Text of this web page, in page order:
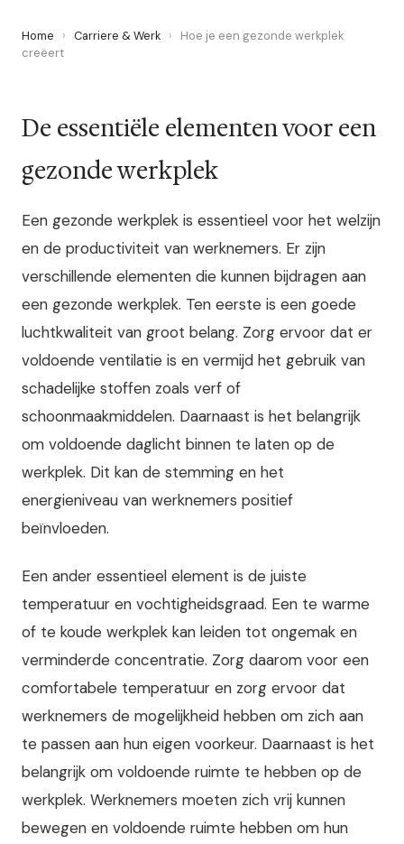
Home › Carriere & Werk ›
Hoe je een gezonde werkplek
creëert
De essentiële elementen voor een
gezonde werkplek
Een gezonde werkplek is essentieel voor het welzijn
en de productiviteit van werknemers. Er zijn
verschillende elementen die kunnen bijdragen aan
een gezonde werkplek. Ten eerste is een goede
luchtkwaliteit van groot belang. Zorg ervoor dat er
voldoende ventilatie is en vermijd het gebruik van
schadelijke stoffen zoals verf of
schoonmaakmiddelen. Daarnaast is het belangrijk
om voldoende daglicht binnen te laten op de
werkplek. Dit kan de stemming en het
energieniveau van werknemers positief
beïnvloeden.
Een ander essentieel element is de juiste
temperatuur en vochtigheidsgraad. Een te warme
of te koude werkplek kan leiden tot ongemak en
verminderde concentratie. Zorg daarom voor een
comfortabele temperatuur en zorg ervoor dat
werknemers de mogelijkheid hebben om zich aan
te passen aan hun eigen voorkeur. Daarnaast is het
belangrijk om voldoende ruimte te hebben op de
werkplek. Werknemers moeten zich vrij kunnen
bewegen en voldoende ruimte hebben om hun